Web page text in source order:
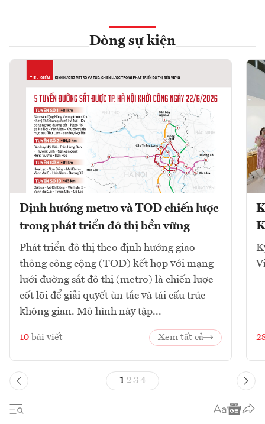
Dòng sự kiện
Định hướng metro và TOD chiến lược
trong phát triển đô thị bền vững
Phát triển đô thị theo định hướng giao
thông công cộng (TOD) kết hợp với mạng
lưới đường sắt đô thị (metro) là chiến lược
cốt lõi để giải quyết ùn tắc và tái cấu trúc
không gian. Mô hình này tập...
10 bài viết Xem tất cả
1 23 4